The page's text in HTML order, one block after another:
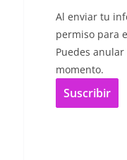
Al enviar tu
permiso para
Puedes
momento.
Suscribir